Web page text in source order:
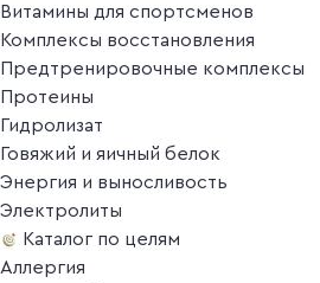
Витамины для спортсменов
Комплексы восстановления
Предтренировочные комплексы
Протеины
Гидролизат
Говяжий и яичный белок
Энергия и выносливость
Электролиты
Каталог по целям
Аллергия